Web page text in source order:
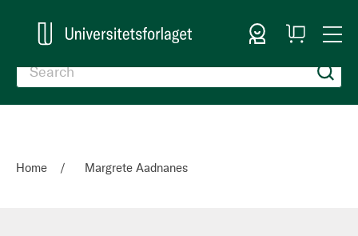
Sign In
My
Cart
Home Margrete Aadnanes